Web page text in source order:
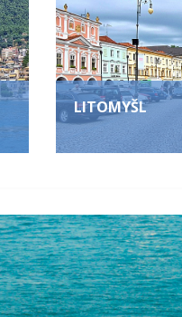
LITOMYŠL